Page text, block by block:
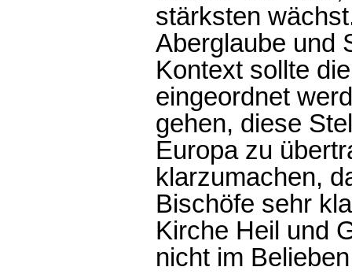
stärksten
Aberglaube und
Kontext sollte
eingeordnet
gehen, diese
Europa zu
klarzumachen,
Bischöfe sehr
Kirche Heil und
nicht im